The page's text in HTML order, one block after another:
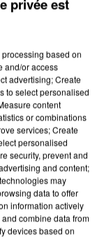
UN ÉLAN
based on
and/or access
advertising; Create
to select personalised
content
or combinations
services; Create
personalised
security, prevent and
and content;
may
data to offer
information actively
combine data from
devices based on